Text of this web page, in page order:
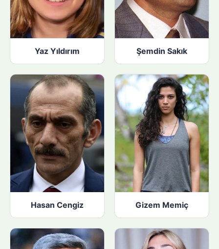
Yaz Yıldırım Şemdin Sakık
Hasan Cengiz Gizem Memiç